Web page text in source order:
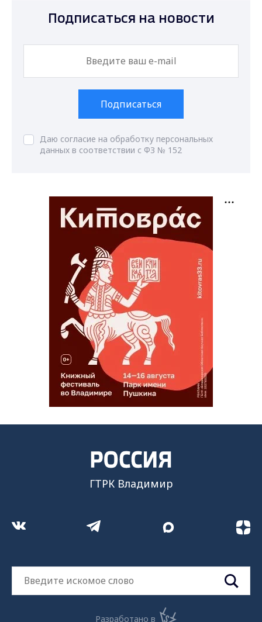
Подписаться на новости
Подписаться
Даю согласие на обработку персональных
данных в соответствии с ФЗ № 152
ГТРК Владимир
Разработано в